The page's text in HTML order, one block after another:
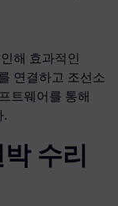
해 효과적인
연결하고 조선소
트웨어를 통해
.
수리